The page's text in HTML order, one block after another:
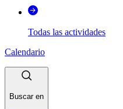
Todas las actividades
Calendario
Buscar en